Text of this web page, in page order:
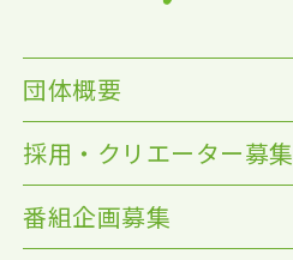
団体概要
採用・クリエーター募集
番組企画募集